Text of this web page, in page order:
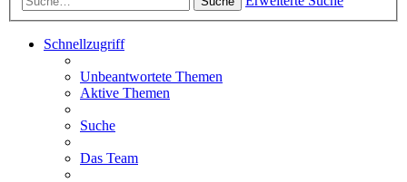
Schnellzugriff
Unbeantwortete Themen
Aktive Themen
Suche
Das Team